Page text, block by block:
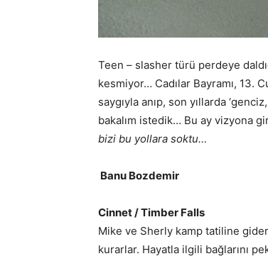
Teen – slasher türü perdeye
kesmiyor… Cadılar Bayramı, 13.
saygıyla anıp, son yıllarda
bakalım istedik… Bu ay vizyona
bizi bu yollara soktu…
Banu Bozdemir
Cinnet / Timber Falls
Mike ve Sherly kamp tatiline
kurarlar. Hayatla ilgili bağlarını